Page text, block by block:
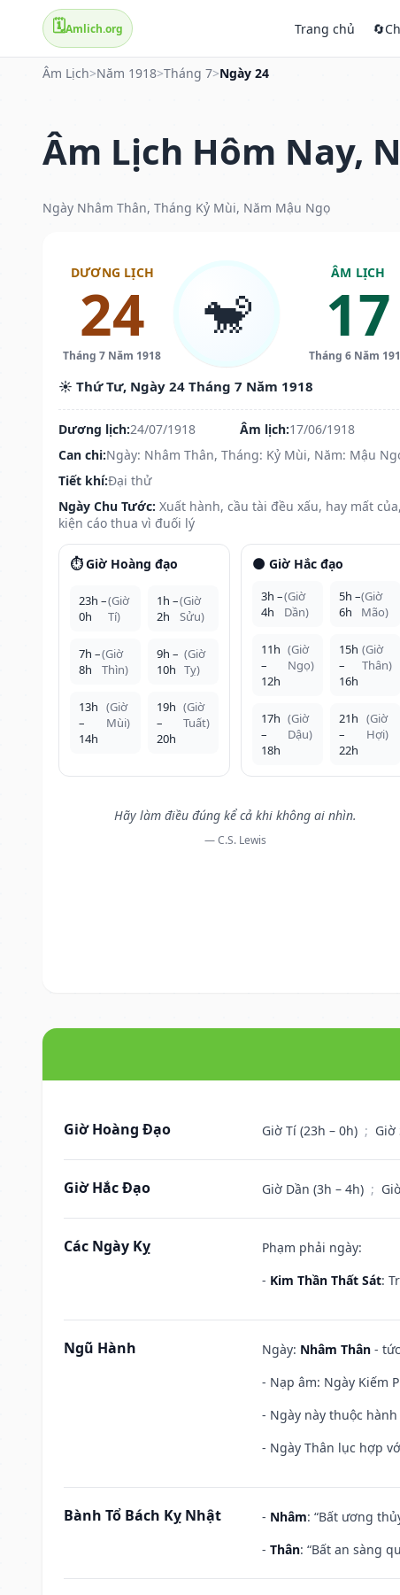
🗓️Amlich.org Trang chủ 🔄
Âm Lịch>Năm 1918>Tháng 7>Ngày 24
Âm Lịch Hôm Nay,
Ngày Nhâm Thân, Tháng Kỷ Mùi, Năm Mậu Ngọ
DƯƠNG LỊCH
24
Tháng 7 Năm 1918
🐒
ÂM LỊCH
17
Tháng 6 Năm
☀️ Thứ Tư, Ngày 24 Tháng 7 Năm 1918
Dương lịch:24/07/1918 Âm lịch:17/06/1918
Can chi:Ngày: Nhâm Thân, Tháng: Kỷ Mùi, Năm: Mậu
Tiết khí:Đại thử
Ngày Chu Tước: Xuất hành, cầu tài đều xấu, hay mất của,
kiện cáo thua vì đuối lý
⏱️ Giờ Hoàng đạo
23h –
0h
(Giờ
Tí)
1h –
2h
(Giờ
Sửu)
7h –
8h
(Giờ
Thìn)
9h –
10h
(Giờ
Tỵ)
13h
–
14h
(Giờ
Mùi)
19h
–
20h
(Giờ
Tuất)
🌑 Giờ Hắc đạo
3h –
4h
(Giờ
Dần)
5h –
6h
(Giờ
Mão)
11h
–
12h
(Giờ
Ngọ)
15h
–
16h
(Giờ
Thân)
17h
–
18h
(Giờ
Dậu)
21h
–
22h
(Giờ
Hợi)
Hãy làm điều đúng kể cả khi không ai nhìn.
— C.S. Lewis
Giờ Hoàng Đạo Giờ Tí (23h – 0h) ; Giờ
Giờ Hắc Đạo Giờ Dần (3h – 4h) ;
Các Ngày Kỵ
Phạm phải ngày:
- Kim Thần Thất Sát:
Ngũ Hành Ngày: Nhâm Thân -
- Nạp âm: Ngày Kiếm
- Ngày này thuộc
- Ngày Thân lục hợp
Bành Tổ Bách Kỵ Nhật - Nhâm: “Bất ương
- Thân: “Bất an sàng